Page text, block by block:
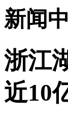
新闻
浙江
近10